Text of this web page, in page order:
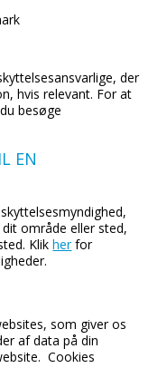
der
hvis relevant. For at
besøge
EN
område eller sted,
Klikherfor
som giver os
af data på din
Cookies